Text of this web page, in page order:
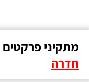
מתקיני
חדרה